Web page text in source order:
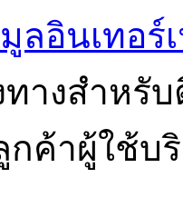
อินเทอร์
ทางสำห
ค้าผู้ใช้บ